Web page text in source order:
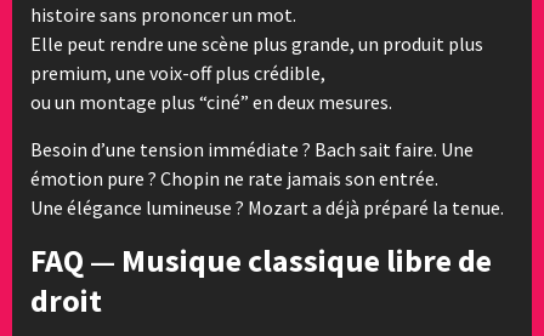
histoire sans prononcer un mot.
Elle peut rendre une scène plus grande, un produit plus
premium, une voix-off plus crédible,
ou un montage plus “ciné” en deux mesures.
Besoin d’une tension immédiate ? Bach sait faire. Une
émotion pure ? Chopin ne rate jamais son entrée.
Une élégance lumineuse ? Mozart a déjà préparé la tenue.
FAQ — Musique classique libre de
droit